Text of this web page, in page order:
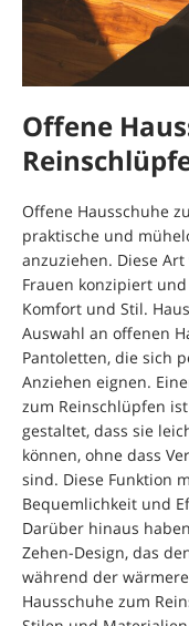
Offene
Offene Hausschuhe
praktische und
anzuziehen. Diese
Frauen konzipiert
Komfort und Stil.
Auswahl an offenen
Pantoletten, die sich
Anziehen eignen.
zum Reinschlüpfen
gestaltet, dass sie
können, ohne dass
sind. Diese Funktion
Bequemlichkeit und
Darüber hinaus
Zehen-Design, das
während der
Hausschuhe zum